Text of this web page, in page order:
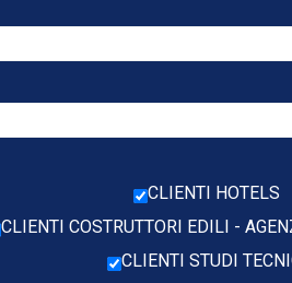
CLIENTI HOTELS
CLIENTI COSTRUTTORI EDILI -
CLIENTI STUDI